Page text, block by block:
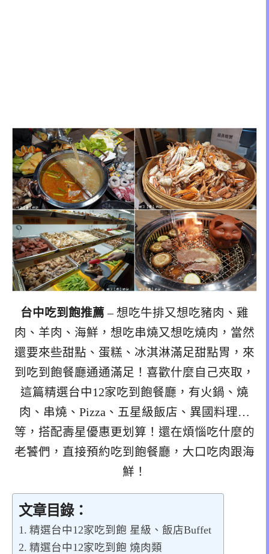
台中吃到飽推薦 – 想吃牛排又想吃豬肉、雞
肉、羊肉、海鮮，想吃串燒又想吃燒肉，當然
還要來些甜點、蛋糕、冰淇淋滿足甜點胃，來
到吃到飽餐廳通通滿足！喜歡什麼自己夾取，
這篇精選台中12家吃到飽餐廳，有火鍋、燒
肉、串燒、Pizza、五星級飯店、異國料理…
等，搭配壽星優惠更划算！還在煩惱吃什麼的
老饕們，直接預約吃到飽餐廳，大口吃肉跟海
鮮！
文章目錄：
精選台中12家吃到飽 星級、飯店Buffet
精選台中12家吃到飽 燒肉類